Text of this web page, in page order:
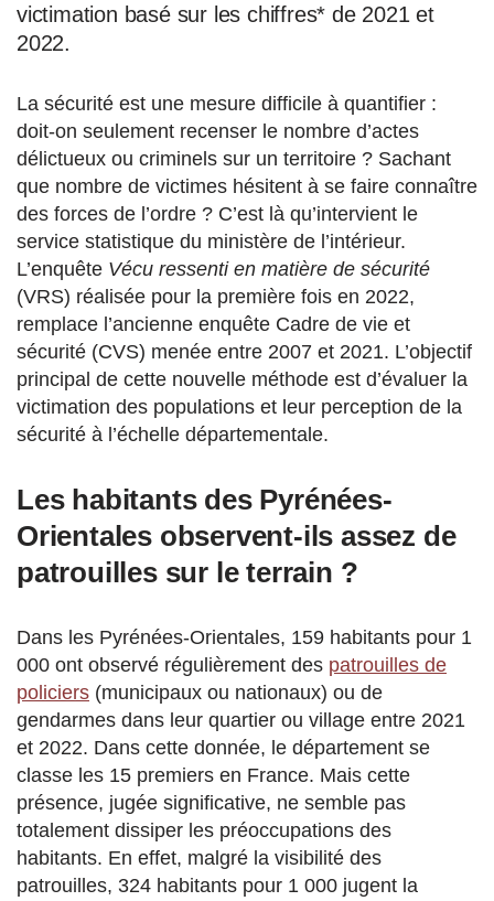
victimation basé sur les chiffres* de 2021 et
2022.
La sécurité est une mesure difficile à quantifier :
doit-on seulement recenser le nombre d’actes
délictueux ou criminels sur un territoire ? Sachant
que nombre de victimes hésitent à se faire connaître
des forces de l’ordre ? C’est là qu’intervient le
service statistique du ministère de l’intérieur.
L’enquête Vécu ressenti en matière de sécurité
(VRS) réalisée pour la première fois en 2022,
remplace l’ancienne enquête Cadre de vie et
sécurité (CVS) menée entre 2007 et 2021. L’objectif
principal de cette nouvelle méthode est d’évaluer la
victimation des populations et leur perception de la
sécurité à l’échelle départementale.
Les habitants des Pyrénées-
Orientales observent-ils assez de
patrouilles sur le terrain ?
Dans les Pyrénées-Orientales, 159 habitants pour 1
000 ont observé régulièrement des patrouilles de
policiers (municipaux ou nationaux) ou de
gendarmes dans leur quartier ou village entre 2021
et 2022. Dans cette donnée, le département se
classe les 15 premiers en France. Mais cette
présence, jugée significative, ne semble pas
totalement dissiper les préoccupations des
habitants. En effet, malgré la visibilité des
patrouilles, 324 habitants pour 1 000 jugent la